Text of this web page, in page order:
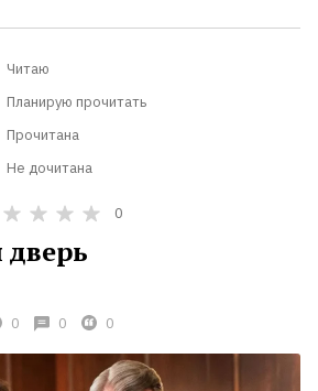
Читаю
Планирую прочитать
Прочитана
Не дочитана
0
дверь
0 0 0